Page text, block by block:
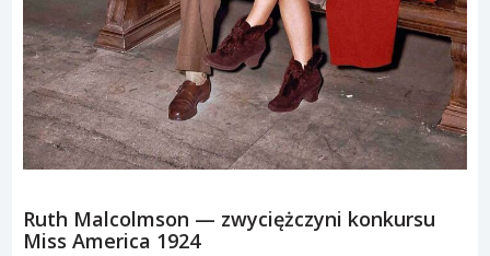
Ruth Malcolmson — zwyciężczyni konkursu
Miss America 1924